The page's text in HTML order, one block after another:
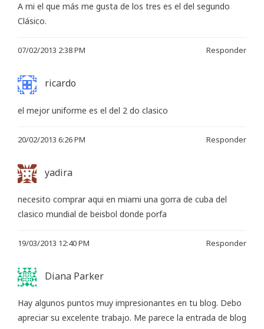
A mi el que más me gusta de los tres es el del segundo
Clásico.
07/02/2013 2:38 PM Responder
ricardo
el mejor uniforme es el del 2 do clasico
20/02/2013 6:26 PM Responder
yadira
necesito comprar aqui en miami una gorra de cuba del
clasico mundial de beisbol donde porfa
19/03/2013 12:40 PM Responder
Diana Parker
Hay algunos puntos muy impresionantes en tu blog. Debo
apreciar su excelente trabajo. Me parece la entrada de blog